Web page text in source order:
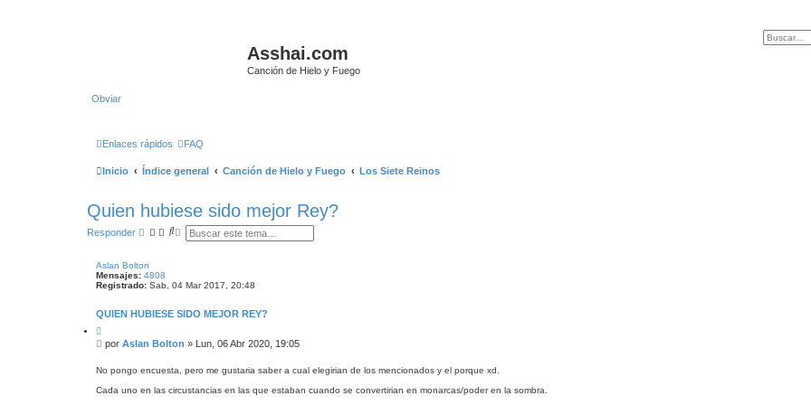
Asshai.com
Canción de Hielo y Fuego
Obviar
Enlaces rápidos FAQ
Inicio Índice general Canción de Hielo y Fuego Los Siete Reinos
Quien hubiese sido mejor Rey?
Responder
B
r
B
e
a
n
a
a
Aslan Bolton
Mensajes: 4808
Registrado: Sab, 04 Mar 2017, 20:48
QUIEN HUBIESE SIDO MEJOR REY?
i
t
r
M
n
a
por Aslan Bolton » Lun, 06 Abr 2020, 19:05
No pongo encuesta, pero me gustaria saber a cual elegirian de los mencionados y el porque xd.
Cada uno en las circustancias en las que estaban cuando se convertirian en monarcas/poder en la sombra.